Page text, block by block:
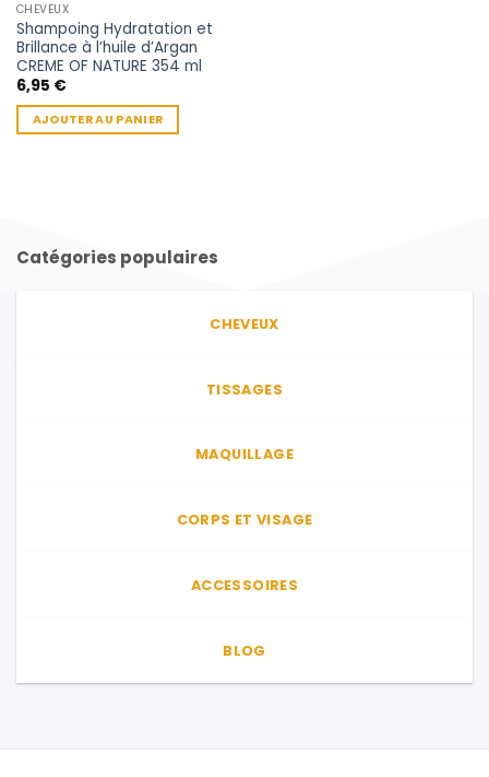
CHEVEUX
Shampoing Hydratation et
Brillance à l’huile d’Argan
CREME OF NATURE 354 ml
6,95 €
AJOUTER AU PANIER
Catégories populaires
CHEVEUX
TISSAGES
MAQUILLAGE
CORPS ET VISAGE
ACCESSOIRES
BLOG